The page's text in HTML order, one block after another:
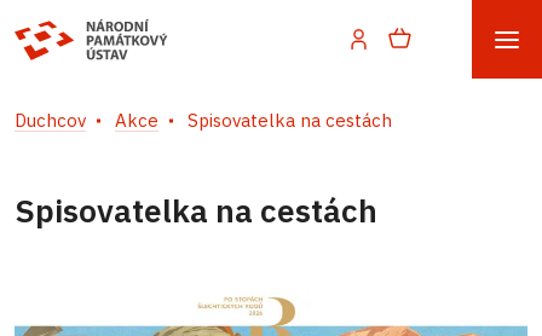
Duchcov Akce Spisovatelka na cestách
Spisovatelka na cestách